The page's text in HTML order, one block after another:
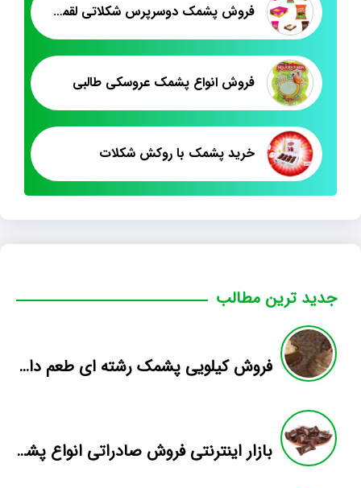
فروش پشمک دوسرپرس شکلاتی لقمه فله
فروش انواع پشمک عروسکی طالبی
خرید پشمک با روکش شکلات
جدید ترین مطالب
فروش کیلویی پشمک رشته ای طعم دار میوه
بازار اینترنتی فروش صادراتی انواع پشمک الیافی/شکلاتی